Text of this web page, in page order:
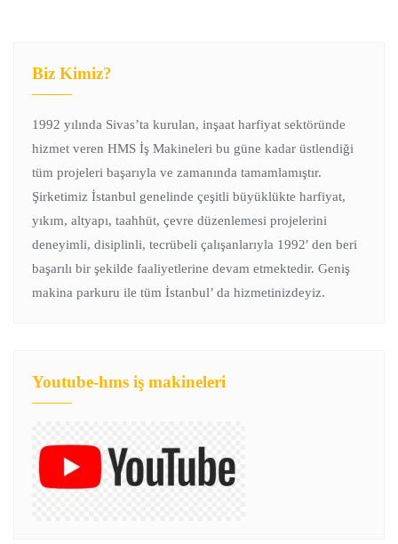
Biz Kimiz?
1992 yılında Sivas’ta kurulan, inşaat harfiyat sektöründe
hizmet veren HMS İş Makineleri bu güne kadar üstlendiği
tüm projeleri başarıyla ve zamanında tamamlamıştır.
Şirketimiz İstanbul genelinde çeşitli büyüklükte harfiyat,
yıkım, altyapı, taahhüt, çevre düzenlemesi projelerini
deneyimli, disiplinli, tecrübeli çalışanlarıyla 1992′ den beri
başarılı bir şekilde faaliyetlerine devam etmektedir. Geniş
makina parkuru ile tüm İstanbul’ da hizmetinizdeyiz.
Youtube-hms iş makineleri